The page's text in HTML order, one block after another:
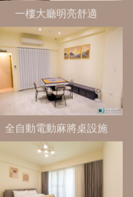
一樓大廳明亮舒適
全自動電動麻將桌設施